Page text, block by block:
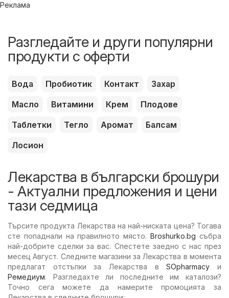
Реклама
Разгледайте и други популярни
продукти с оферти
Вода Пробиотик Контакт
Захар
Масло
Витамини Крем
Плодове
Таблетки
Тегло Аромат
Балсам
Лосион
Лекарства в български брошури
- Актуални предложения и цени
тази седмица
Търсите продукта Лекарства на най-ниската цена? Тогава
сте попаднали на правилното място.Broshurko.bg събра
най-добрите сделки за вас. Спестете заедно с нас през
месец Август. Следните магазини за Лекарства в момента
предлагат отстъпки за Лекарства вSOpharmacy и
Ремедиум. Разгледахте ли последните им каталози?
Точно сега можете да намерите промоцията за